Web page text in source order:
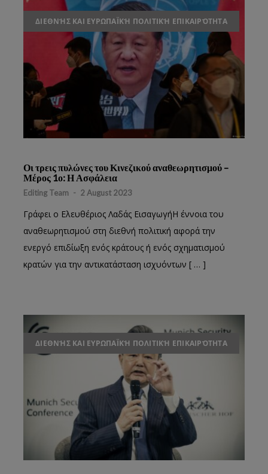
ΔΙΕΘΝΉΣ ΚΑΙ ΕΥΡΩΠΑΪΚΉ ΠΟΛΙΤΙΚΉ ΕΠΙΚΑΙΡΌΤΗΤΑ
Οι τρεις πυλώνες του Κινεζικού αναθεωρητισμού –
Μέρος 1ο: Η Ασφάλεια
Editing Team - 2 August 2023
Γράφει ο Ελευθέριος Λαδάς ΕισαγωγήΗ έννοια του
αναθεωρητισμού στη διεθνή πολιτική αφορά την
ενεργό επιδίωξη ενός κράτους ή ενός σχηματισμού
κρατών για την αντικατάσταση ισχυόντων [ … ]
ΔΙΕΘΝΉΣ ΚΑΙ ΕΥΡΩΠΑΪΚΉ ΠΟΛΙΤΙΚΉ ΕΠΙΚΑΙΡΌΤΗΤΑ